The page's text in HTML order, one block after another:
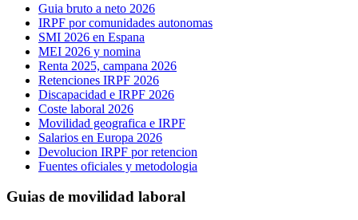
Guia bruto a neto 2026
IRPF por comunidades autonomas
SMI 2026 en Espana
MEI 2026 y nomina
Renta 2025, campana 2026
Retenciones IRPF 2026
Discapacidad e IRPF 2026
Coste laboral 2026
Movilidad geografica e IRPF
Salarios en Europa 2026
Devolucion IRPF por retencion
Fuentes oficiales y metodologia
Guias de movilidad laboral